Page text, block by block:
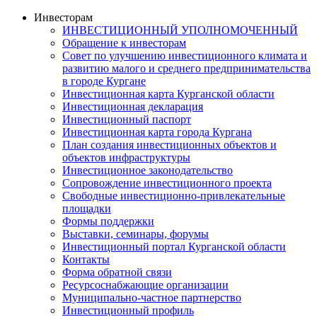
Инвесторам
ИНВЕСТИЦИОННЫЙ УПОЛНОМОЧЕННЫЙ
Обращение к инвесторам
Совет по улучшению инвестиционного климата и
развитию малого и среднего предпринимательства
в городе Кургане
Инвестиционная карта Курганской области
Инвестиционная декларация
Инвестиционный паспорт
Инвестиционная карта города Кургана
План создания инвестиционных объектов и
объектов инфраструктуры
Инвестиционное законодательство
Сопровождение инвестиционного проекта
Свободные инвестиционно-привлекательные
площадки
Формы поддержки
Выставки, семинары, форумы
Инвестиционный портал Курганской области
Контакты
Форма обратной связи
Ресурсоснабжающие организации
Муниципально-частное партнерство
Инвестиционный профиль